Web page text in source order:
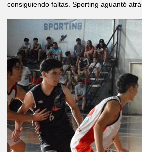
consiguiendo faltas. Sporting aguantó